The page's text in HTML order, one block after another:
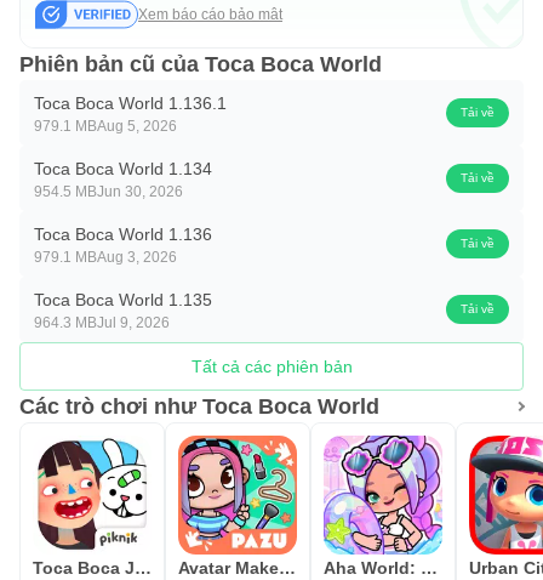
Xem báo cáo bảo mật
Phiên bản cũ của Toca Boca World
Toca Boca World 1.136.1
979.1 MBAug 5, 2026
Tải về
Toca Boca World 1.134
954.5 MBJun 30, 2026
Tải về
Toca Boca World 1.136
979.1 MBAug 3, 2026
Tải về
Toca Boca World 1.135
964.3 MBJul 9, 2026
Tải về
Tất cả các phiên bản
Các trò chơi như Toca Boca World
Toca Boca Jr: Fun Kids Games Avatar Maker Dress up for kids Aha World: Doll Dream House